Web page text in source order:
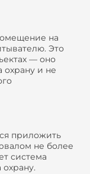
на
Это
— оно
охрану и не
приложить
не более
система